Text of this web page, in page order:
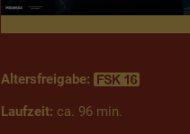
Altersfreigabe:
Laufzeit: ca. 96 min.